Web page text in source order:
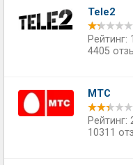
Tele2
Рейтинг:
4405
МТС
Рейтинг:
10311